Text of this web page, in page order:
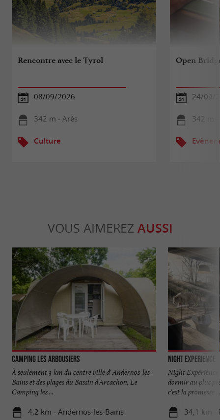
Rencontre avec le Tyrol
08/09/2026
342 m - Arès
Culture
Open
24/09/
342 m -
VOUS AIMEREZ AUSSI
Camping Les Arbousiers
À seulement 3 km du centre ville d' Andernos-les-
Bains et des plages du Bassin d'Arcachon, Le
Camping les ...
4,2 km - Andernos-les-Bains
Night Experience
Night Expérience
dormir au plus
c'est la promesse ...
34,1 km -